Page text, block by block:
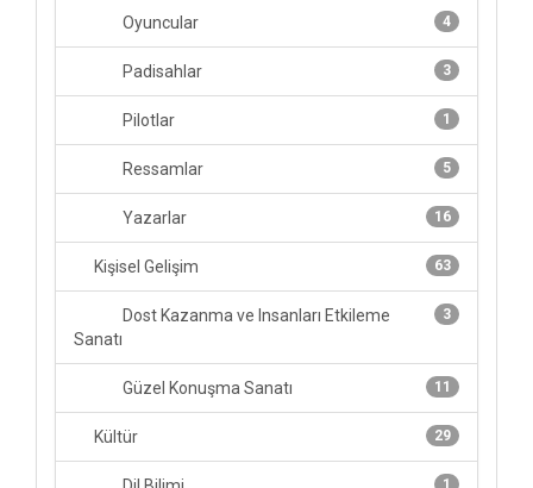
4
Oyuncular
3
Padisahlar
1
Pilotlar
5
Ressamlar
16
Yazarlar
63
Kişisel Gelişim
3
Dost Kazanma ve Insanları Etkileme
Sanatı
11
Güzel Konuşma Sanatı
29
Kültür
1